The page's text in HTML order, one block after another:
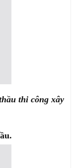
thi công xây